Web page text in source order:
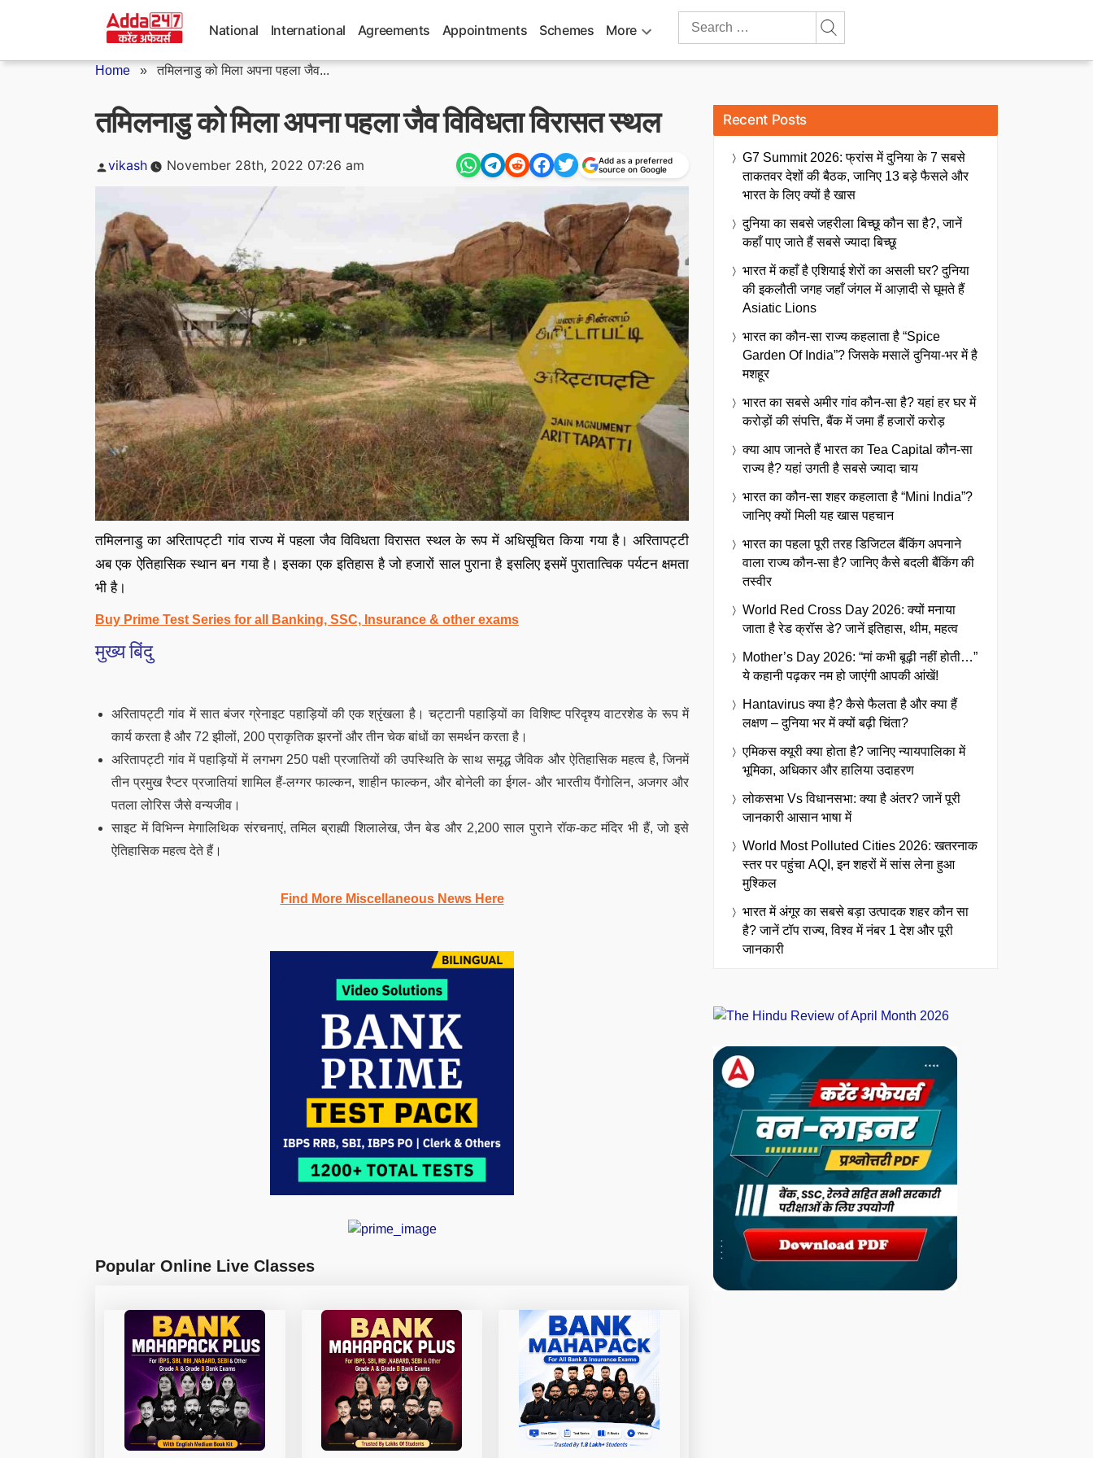
National International Agreements Appointments Schemes More
Search
Home »तमिलनाडु को मिला अपना पहला जैव...
तमिलनाडु को मिला अपना पहला जैव विविधता विरासत स्थल
Posted
vikash November 28th, 2022 07:26 am
Add as a preferred
source on Google
तमिलनाडु का अरितापट्टी गांव राज्य में पहला जैव विविधता विरासत स्थल के रूप में अधिसूचित किया गया है। अरितापट्टी
अब एक ऐतिहासिक स्थान बन गया है। इसका एक इतिहास है जो हजारों साल पुराना है इसलिए इसमें पुरातात्विक पर्यटन क्षमता
भी है।
Buy Prime Test Series for all Banking, SSC, Insurance & other exams
मुख्य बिंदु
अरितापट्टी गांव में सात बंजर ग्रेनाइट पहाड़ियों की एक श्रृंखला है। चट्टानी पहाड़ियों का विशिष्ट परिदृश्य वाटरशेड के रूप में
कार्य करता है और 72 झीलों, 200 प्राकृतिक झरनों और तीन चेक बांधों का समर्थन करता है।
अरितापट्टी गांव में पहाड़ियों में लगभग 250 पक्षी प्रजातियों की उपस्थिति के साथ समृद्ध जैविक और ऐतिहासिक महत्व है, जिनमें
तीन प्रमुख रैप्टर प्रजातियां शामिल हैं-लग्गर फाल्कन, शाहीन फाल्कन, और बोनेली का ईगल- और भारतीय पैंगोलिन, अजगर और
पतला लोरिस जैसे वन्यजीव।
साइट में विभिन्न मेगालिथिक संरचनाएं, तमिल ब्राह्मी शिलालेख, जैन बेड और 2,200 साल पुराने रॉक-कट मंदिर भी हैं, जो इसे
ऐतिहासिक महत्व देते हैं।
Find More Miscellaneous News Here
Popular Online Live Classes
Recent Posts
G7 Summit 2026: फ्रांस में दुनिया के 7 सबसे
ताकतवर देशों की बैठक, जानिए 13 बड़े फैसले और
भारत के लिए क्यों है खास
दुनिया का सबसे जहरीला बिच्छू कौन सा है?, जानें
कहाँ पाए जाते हैं सबसे ज्यादा बिच्छू
भारत में कहाँ है एशियाई शेरों का असली घर? दुनिया
की इकलौती जगह जहाँ जंगल में आज़ादी से घूमते हैं
Asiatic Lions
भारत का कौन-सा राज्य कहलाता है “Spice
Garden Of India”? जिसके मसालें दुनिया-भर में है
मशहूर
भारत का सबसे अमीर गांव कौन-सा है? यहां हर घर में
करोड़ों की संपत्ति, बैंक में जमा हैं हजारों करोड़
क्या आप जानते हैं भारत का Tea Capital कौन-सा
राज्य है? यहां उगती है सबसे ज्यादा चाय
भारत का कौन-सा शहर कहलाता है “Mini India”?
जानिए क्यों मिली यह खास पहचान
भारत का पहला पूरी तरह डिजिटल बैंकिंग अपनाने
वाला राज्य कौन-सा है? जानिए कैसे बदली बैंकिंग की
तस्वीर
World Red Cross Day 2026: क्यों मनाया
जाता है रेड क्रॉस डे? जानें इतिहास, थीम, महत्व
Mother’s Day 2026: “मां कभी बूढ़ी नहीं होती…”
ये कहानी पढ़कर नम हो जाएंगी आपकी आंखें!
Hantavirus क्या है? कैसे फैलता है और क्या हैं
लक्षण – दुनिया भर में क्यों बढ़ी चिंता?
एमिकस क्यूरी क्या होता है? जानिए न्यायपालिका में
भूमिका, अधिकार और हालिया उदाहरण
लोकसभा Vs विधानसभा: क्या है अंतर? जानें पूरी
जानकारी आसान भाषा में
World Most Polluted Cities 2026: खतरनाक
स्तर पर पहुंचा AQI, इन शहरों में सांस लेना हुआ
मुश्किल
भारत में अंगूर का सबसे बड़ा उत्पादक शहर कौन सा
है? जानें टॉप राज्य, विश्व में नंबर 1 देश और पूरी
जानकारी